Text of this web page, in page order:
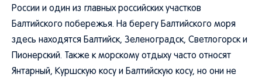
России и один из главных российских участков
Балтийского побережья. На берегу Балтийского моря
здесь находятся Балтийск, Зеленоградск, Светлогорск и
Пионерский. Также к морскому отдыху часто относят
Янтарный, Куршскую косу и Балтийскую косу, но они не